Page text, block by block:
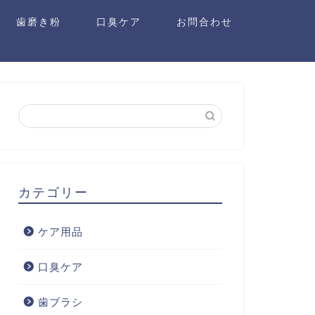
歯磨き粉 口臭ケア お問合わせ
カテゴリー
ケア用品
口臭ケア
歯ブラシ